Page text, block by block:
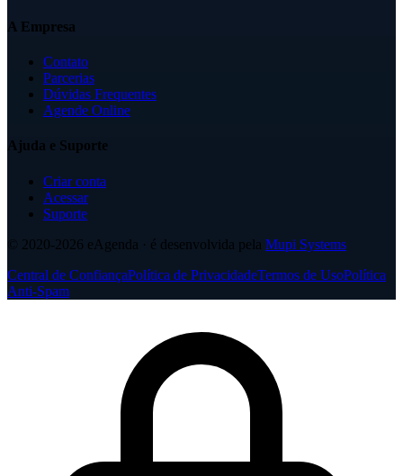
A Empresa
Contato
Parcerias
Dúvidas Frequentes
Agende Online
Ajuda e Suporte
Criar conta
Acessar
Suporte
© 2020-2026 eAgenda · é desenvolvida pela Mupi Systems
Central de ConfiançaPolítica de PrivacidadeTermos de UsoPolítica
Anti-Spam